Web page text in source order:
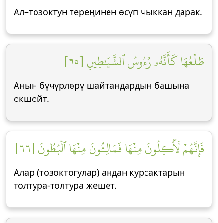
Ал–тозоктун тереңинен өсүп чыккан дарак.
طَلۡعُهَا كَأَنَّهُۥ رُءُوسُ ٱلشَّيَٰطِينِ [٦٥]
Анын бүчүрлөрү шайтандардын башына
окшойт.
فَإِنَّهُمۡ لَأٓكِلُونَ مِنۡهَا فَمَالِـُٔونَ مِنۡهَا ٱلۡبُطُونَ [٦٦]
Алар (тозоктогулар) андан курсактарын
толтура-толтура жешет.